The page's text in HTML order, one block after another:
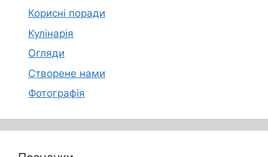
Корисні поради
Кулінарія
Огляди
Створене нами
Фотографія